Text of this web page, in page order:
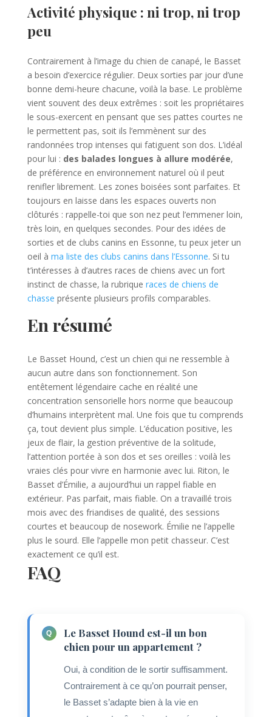
Activité physique : ni trop, ni trop
peu
Contrairement à l’image du chien de canapé, le Basset
a besoin d’exercice régulier. Deux sorties par jour d’une
bonne demi-heure chacune, voilà la base. Le problème
vient souvent des deux extrêmes : soit les propriétaires
le sous-exercent en pensant que ses pattes courtes ne
le permettent pas, soit ils l’emmènent sur des
randonnées trop intenses qui fatiguent son dos. L’idéal
pour lui : des balades longues à allure modérée,
de préférence en environnement naturel où il peut
renifler librement. Les zones boisées sont parfaites. Et
toujours en laisse dans les espaces ouverts non
clôturés : rappelle-toi que son nez peut l’emmener loin,
très loin, en quelques secondes. Pour des idées de
sorties et de clubs canins en Essonne, tu peux jeter un
oeil à ma liste des clubs canins dans l’Essonne. Si tu
t’intéresses à d’autres races de chiens avec un fort
instinct de chasse, la rubrique races de chiens de
chasse présente plusieurs profils comparables.
En résumé
Le Basset Hound, c’est un chien qui ne ressemble à
aucun autre dans son fonctionnement. Son
entêtement légendaire cache en réalité une
concentration sensorielle hors norme que beaucoup
d’humains interprètent mal. Une fois que tu comprends
ça, tout devient plus simple. L’éducation positive, les
jeux de flair, la gestion préventive de la solitude,
l’attention portée à son dos et ses oreilles : voilà les
vraies clés pour vivre en harmonie avec lui. Riton, le
Basset d’Émilie, a aujourd’hui un rappel fiable en
extérieur. Pas parfait, mais fiable. On a travaillé trois
mois avec des friandises de qualité, des sessions
courtes et beaucoup de nosework. Émilie ne l’appelle
plus le sourd. Elle l’appelle mon petit chasseur. C’est
exactement ce qu’il est.
FAQ
Le Basset Hound est-il un bon
chien pour un appartement ?
Oui, à condition de le sortir suffisamment.
Contrairement à ce qu’on pourrait penser,
le Basset s’adapte bien à la vie en